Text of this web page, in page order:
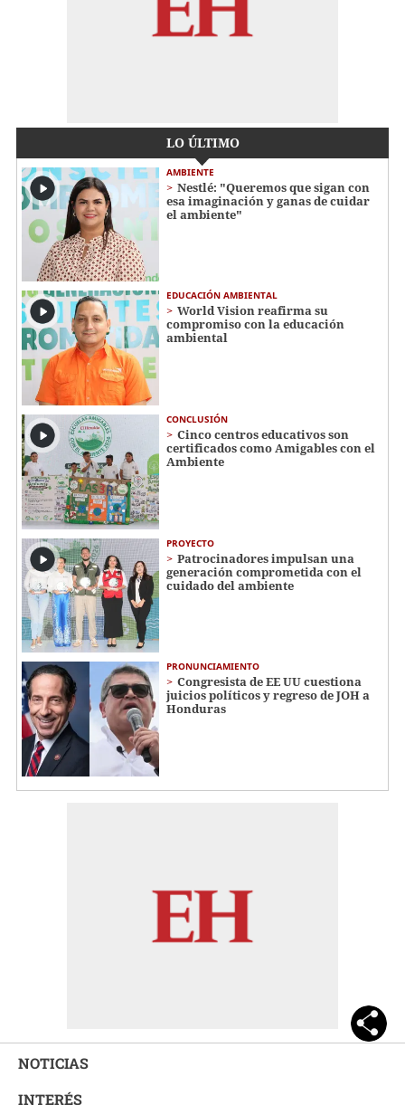
LO ÚLTIMO
AMBIENTE
Nestlé: "Queremos que sigan con
esa imaginación y ganas de cuidar
el ambiente"
EDUCACIÓN AMBIENTAL
World Vision reafirma su
compromiso con la educación
ambiental
CONCLUSIÓN
Cinco centros educativos son
certificados como Amigables con el
Ambiente
PROYECTO
Patrocinadores impulsan una
generación comprometida con el
cuidado del ambiente
PRONUNCIAMIENTO
Congresista de EE UU cuestiona
juicios políticos y regreso de JOH a
Honduras
NOTICIAS
INTERÉS